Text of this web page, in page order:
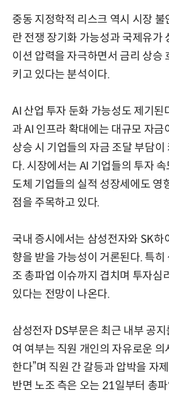
중동 지정학적 리스크 역시 시장 불
란 전쟁 장기화 가능성과 국제유가
이션 압력을 자극하면서 금리 상승
키고 있다는 분석이다.
AI 산업 투자 둔화 가능성도 제기된
과 AI 인프라 확대에는 대규모 자금
상승 시 기업들의 자금 조달 부담이
다. 시장에서는 AI 기업들의 투자
도체 기업들의 실적 성장세에도 영
점을 주목하고 있다.
국내 증시에서는 삼성전자와 SK하
향을 받을 가능성이 거론된다. 특
조 총파업 이슈까지 겹치며 투자심
있다는 전망이 나온다.
삼성전자 DS부문은 최근 내부 공
여 여부는 직원 개인의 자유로운
한다”며 직원 간 갈등과 압박을 자
반면 노조 측은 오는 21일부터 총